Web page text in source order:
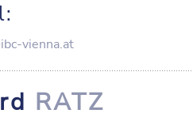
vienna.at
RATZ